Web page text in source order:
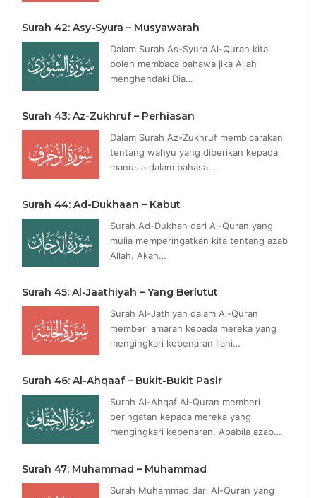
Surah 42: Asy-Syura – Musyawarah
Dalam Surah As-Syura Al-Quran kita
boleh membaca bahawa jika Allah
menghendaki Dia…
Surah 43: Az-Zukhruf – Perhiasan
Dalam Surah Az-Zukhruf membicarakan
tentang wahyu yang diberikan kepada
manusia dalam bahasa…
Surah 44: Ad-Dukhaan – Kabut
Surah Ad-Dukhan dari Al-Quran yang
mulia memperingatkan kita tentang azab
Allah. Akan…
Surah 45: Al-Jaathiyah – Yang Berlutut
Surah Al-Jathiyah dalam Al-Quran
memberi amaran kepada mereka yang
mengingkari kebenaran Ilahi…
Surah 46: Al-Ahqaaf – Bukit-Bukit Pasir
Surah Al-Ahqaf Al-Quran memberi
peringatan kepada mereka yang
mengingkari kebenaran. Apabila azab…
Surah 47: Muhammad – Muhammad
Surah Muhammad dari Al-Quran yang